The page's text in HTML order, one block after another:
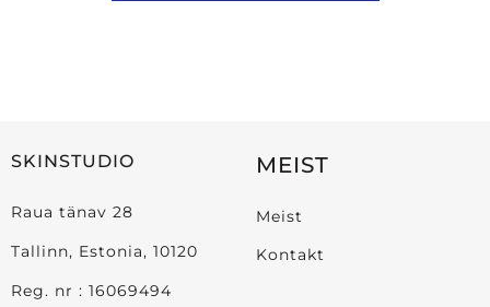
SKINSTUDIO
Raua tänav 28
Tallinn, Estonia, 10120
Reg. nr : 16069494
MEIST
Meist
Kontakt